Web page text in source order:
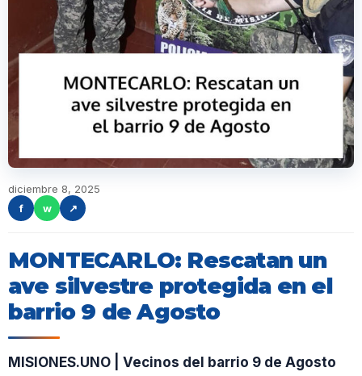
diciembre 8, 2025
f
w ↗
MONTECARLO: Rescatan un
ave silvestre protegida en el
barrio 9 de Agosto
MISIONES.UNO | Vecinos del barrio 9 de Agosto